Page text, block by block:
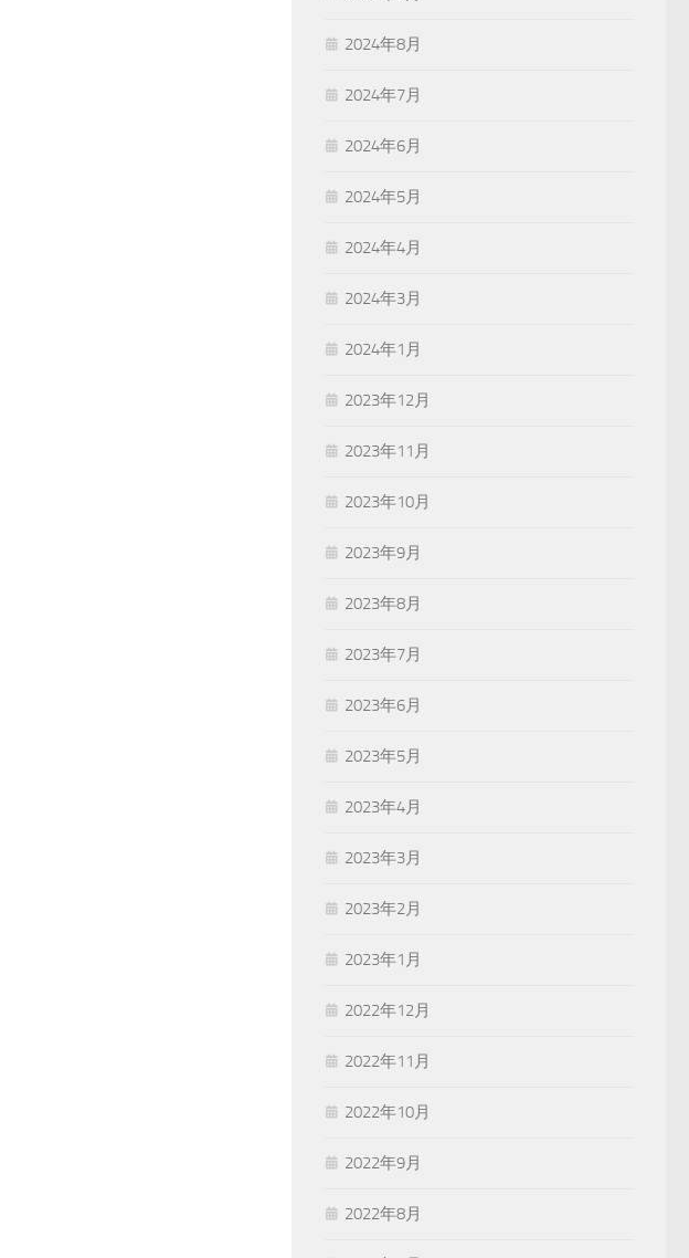
2024年8月
2024年7月
2024年6月
2024年5月
2024年4月
2024年3月
2024年1月
2023年12月
2023年11月
2023年10月
2023年9月
2023年8月
2023年7月
2023年6月
2023年5月
2023年4月
2023年3月
2023年2月
2023年1月
2022年12月
2022年11月
2022年10月
2022年9月
2022年8月